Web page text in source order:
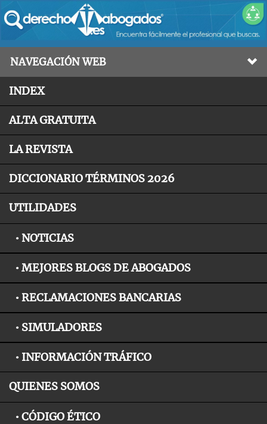
NAVEGACIÓN WEB
INDEX
ALTA GRATUITA
LA REVISTA
DICCIONARIO TÉRMINOS 2026
UTILIDADES
• NOTICIAS
• MEJORES BLOGS DE ABOGADOS
• RECLAMACIONES BANCARIAS
• SIMULADORES
• INFORMACIÓN TRÁFICO
QUIENES SOMOS
• CÓDIGO ÉTICO